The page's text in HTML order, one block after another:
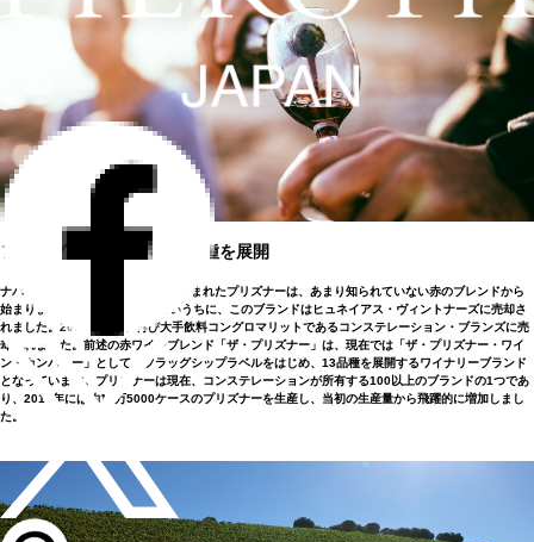
フラッグシップはじめ13品種を展開
ナパ・ヴァレーのラザフォードで生まれたプリズナーは、あまり知られていない赤のブレンドから
始まりましたが、10年も経たないうちに、このブランドはヒュネイアス・ヴィントナーズに売却さ
れました。2016年には、再び大手飲料コングロマリットであるコンステレーション・ブランズに売
却されました。前述の赤ワインブレンド「ザ・プリズナー」は、現在では「ザ・プリズナー・ワイ
ン・カンパニー」として、フラッグシップラベルをはじめ、13品種を展開するワイナリーブランド
となっています。プリズナーは現在、コンステレーションが所有する100以上のブランドの1つであ
り、2017年には約16万5000ケースのプリズナーを生産し、当初の生産量から飛躍的に増加しまし
た。